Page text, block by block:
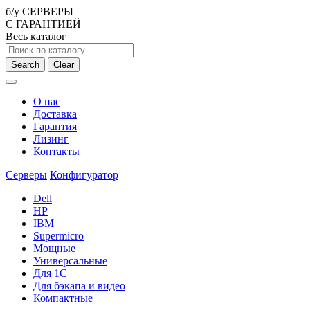
б/у СЕРВЕРЫ
С ГАРАНТИЕЙ
Весь каталог
Search Clear
О нас
Доставка
Гарантия
Лизинг
Контакты
Серверы Конфигуратор
Dell
HP
IBM
Supermicro
Мощные
Универсальные
Для 1С
Для бэкапа и видео
Компактные